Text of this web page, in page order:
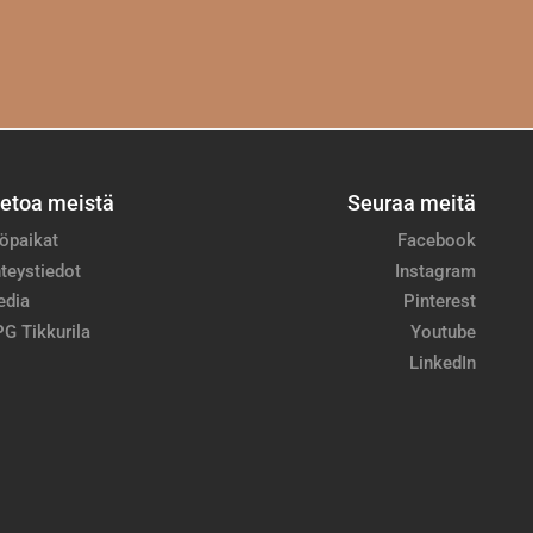
meistä
Tikkurila
Seuraa meitä
Facebook
Instagram
Pinterest
Youtube
LinkedIn